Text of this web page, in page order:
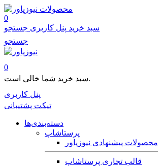
محصولات
0
سبد خرید پنل کاربری جستجو
جستجو
0
سبد خرید شما خالی است.
پنل کاربری
تیکت پشتیبانی
دسته‌بندی‌ها
پرستاشاپ
محصولات پیشنهادی نیوزپاور
قالب تجاری پرستاشاپ